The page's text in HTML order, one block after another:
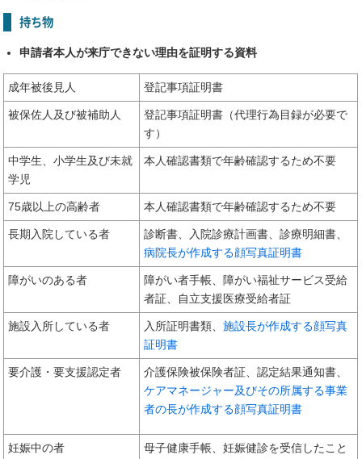
持ち物
申請者本人が来庁できない理由を証明する資料
成年被後見人 登記事項証明書
被保佐人及び被補助人
登記事項証明書（代理行為目録が必要で
す）
中学生、小学生及び未就
学児
本人確認書類で年齢確認するため不要
75歳以上の高齢者 本人確認書類で年齢確認するため不要
長期入院している者
診断書、入院診療計画書、診療明細書、
病院長が作成する顔写真証明書
障がいのある者
障がい者手帳、障がい福祉サービス受給
者証、自立支援医療受給者証
施設入所している者 入所証明書類、施設長が作成する顔写真
証明書
要介護・要支援認定者
介護保険被保険者証、認定結果通知書、
ケアマネージャー及びその所属する事業
者の長が作成する顔写真証明書
妊娠中の者
母子健康手帳、妊娠健診を受信したこと